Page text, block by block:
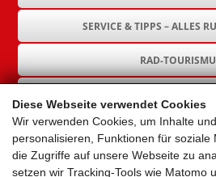
Diese Webseite verwendet Cookies
Wir verwenden Cookies, um Inhalte
personalisieren, Funktionen für soziale
die Zugriffe auf unsere Webseite zu
setzen wir Tracking-Tools wie Matomo
SERVICE & TIPPS – ALLES
RAD-
GEMEINDEN
AKTUELLES